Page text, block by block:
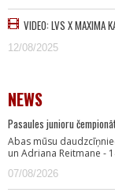
VIDEO: LVS X MAXIMA
12/08/2025
NEWS
Pasaules junioru
Abas mūsu
un Adriana Reitmane -
07/08/2026